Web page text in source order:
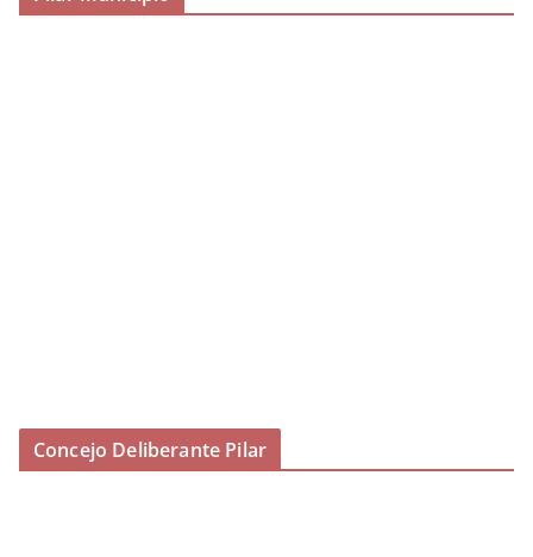
Concejo Deliberante Pilar